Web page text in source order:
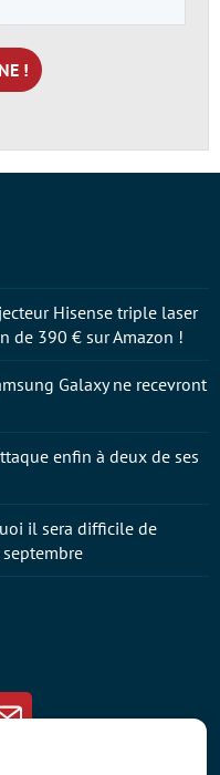
Newsletter
Hisense triple laser
de 390 € sur Amazon !
Galaxy ne recevront
enfin à deux de ses
il sera difficile de